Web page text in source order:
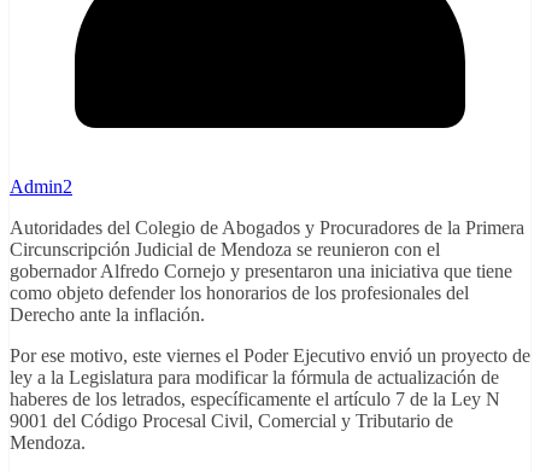
Admin2
Autoridades del Colegio de Abogados y Procuradores de la Primera
Circunscripción Judicial de Mendoza se reunieron con el
gobernador Alfredo Cornejo y presentaron una iniciativa que tiene
como objeto defender los honorarios de los profesionales del
Derecho ante la inflación.
Por ese motivo, este viernes el Poder Ejecutivo envió un proyecto de
ley a la Legislatura para modificar la fórmula de actualización de
haberes de los letrados, específicamente el artículo 7 de la Ley N
9001 del Código Procesal Civil, Comercial y Tributario de
Mendoza.